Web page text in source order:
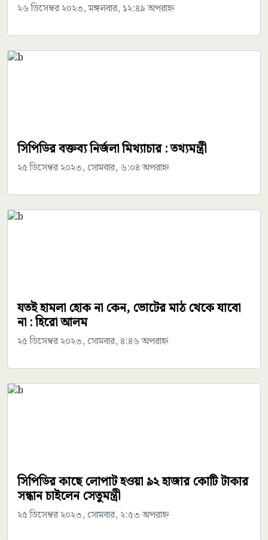
২৬ ডিসেম্বর ২০২৩, মঙ্গলবার, ১২:৪৯ অপরাহ্ন
সিপিডির বক্তব্য নির্জলা মিথ্যাচার : তথ্যমন্ত্রী
২৫ ডিসেম্বর ২০২৩, সোমবার, ৬:০৪ অপরাহ্ন
যতই হামলা হোক না কেন, ভোটের মাঠ থেকে যাবো
না : হিরো আলম
২৫ ডিসেম্বর ২০২৩, সোমবার, ৪:৪৬ অপরাহ্ন
সিপিডির কাছে লোপাট হওয়া ৯২ হাজার কোটি টাকার
সন্ধান চাইলেন সেতুমন্ত্রী
২৫ ডিসেম্বর ২০২৩, সোমবার, ২:৫৩ অপরাহ্ন